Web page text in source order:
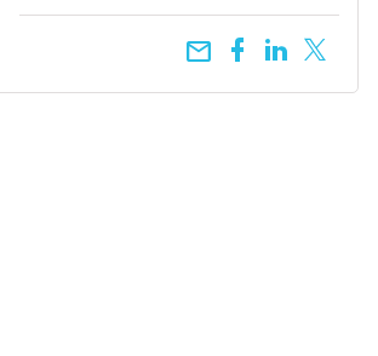
email